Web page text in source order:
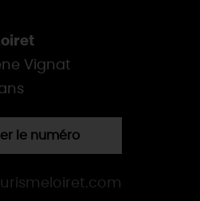
Vignat
le numéro